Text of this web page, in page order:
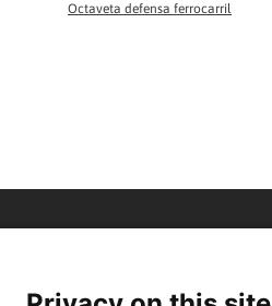
Octaveta defensa ferrocarril